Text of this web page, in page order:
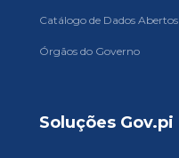
Catálogo de Dados Abertos
Órgãos do Governo
Soluções Gov.pi